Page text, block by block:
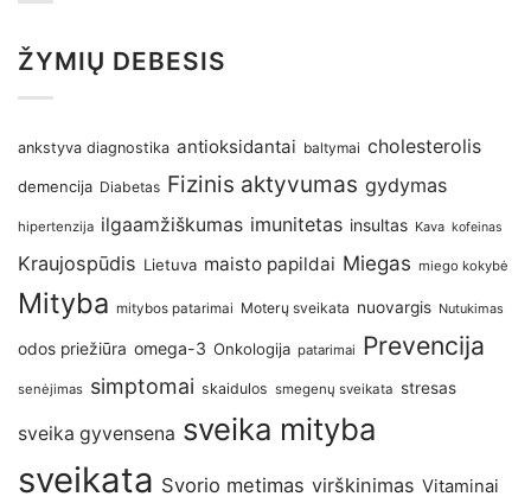
ŽYMIŲ DEBESIS
ankstyva diagnostika antioksidantai baltymai cholesterolis
demencija Diabetas Fizinis aktyvumas gydymas
hipertenzija ilgaamžiškumas imunitetas insultas Kava kofeinas
Kraujospūdis Lietuva maisto papildai Miegas miego kokybė
Mityba mitybos patarimai Moterų sveikata nuovargis Nutukimas
odos priežiūra omega-3 Onkologija patarimai Prevencija
senėjimas simptomai skaidulos smegenų sveikata stresas
sveika gyvensena sveika mityba
sveikata Svorio metimas virškinimas Vitaminai